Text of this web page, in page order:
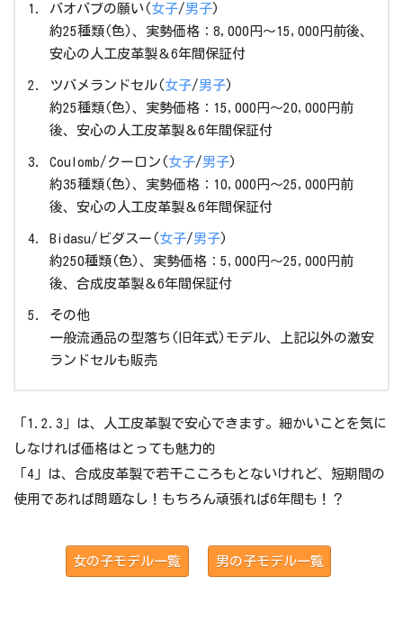
バオバブの願い(女子/男子)
約25種類(色)、実勢価格：8,000円～15,000円前後、
安心の人工皮革製＆6年間保証付
ツバメランドセル(女子/男子)
約25種類(色)、実勢価格：15,000円～20,000円前
後、安心の人工皮革製＆6年間保証付
Coulomb/クーロン(女子/男子)
約35種類(色)、実勢価格：10,000円～25,000円前
後、安心の人工皮革製＆6年間保証付
Bidasu/ビダスー(女子/男子)
約250種類(色)、実勢価格：5,000円～25,000円前
後、合成皮革製＆6年間保証付
その他
一般流通品の型落ち(旧年式)モデル、上記以外の激安
ランドセルも販売
「1.2.3」は、人工皮革製で安心できます。細かいことを気に
しなければ価格はとっても魅力的
「4」は、合成皮革製で若干こころもとないけれど、短期間の
使用であれば問題なし！もちろん頑張れば6年間も！？
女の子モデル一覧 男の子モデル一覧